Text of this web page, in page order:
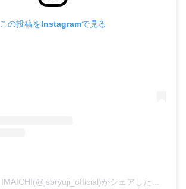
この投稿をInstagramで見る